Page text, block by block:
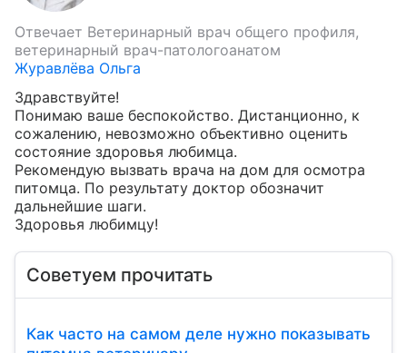
Отвечает Ветеринарный врач общего профиля,
ветеринарный врач-патологоанатом
Журавлёва Ольга
Здравствуйте!
Понимаю ваше беспокойство. Дистанционно, к
сожалению, невозможно объективно оценить
состояние здоровья любимца.
Рекомендую вызвать врача на дом для осмотра
питомца. По результату доктор обозначит
дальнейшие шаги.
Здоровья любимцу!
Советуем прочитать
Как часто на самом деле нужно показывать